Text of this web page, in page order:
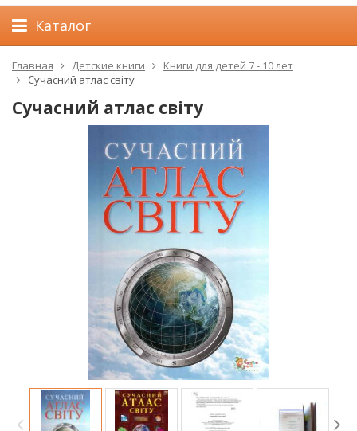
Каталог
Главная Детские книги
Книги для детей 7 - 10 лет
Сучасний атлас світу
Сучасний атлас світу